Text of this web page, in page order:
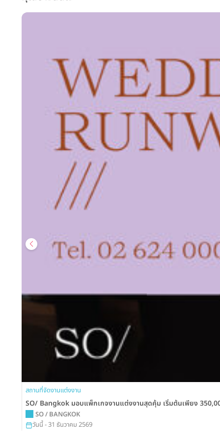
สถานที่จัดงานแต่งงาน
SO/ Bangkok มอบแพ็กเกจงานแต่งงานสุดคุ้ม เริ่มต้นเพียง
SO / BANGKOK
วันนี้ - 31 ธันวาคม 2569